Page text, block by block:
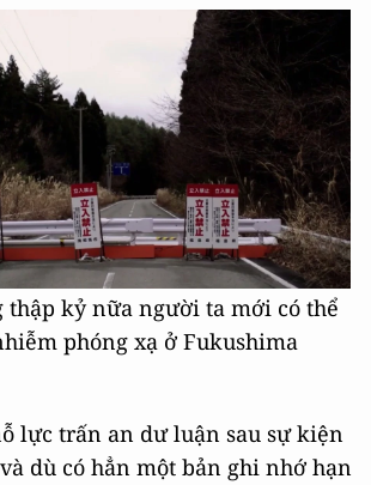
thập kỷ nữa người ta mới có thể
phóng xạ ở Fukushima
lực trấn an dư luận sau sự kiện
dù có hẳn một bản ghi nhớ hạn